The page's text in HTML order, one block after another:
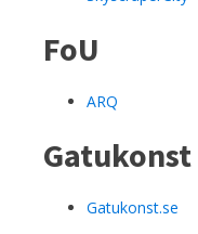
FoU
ARQ
Gatukonst
Gatukonst.se